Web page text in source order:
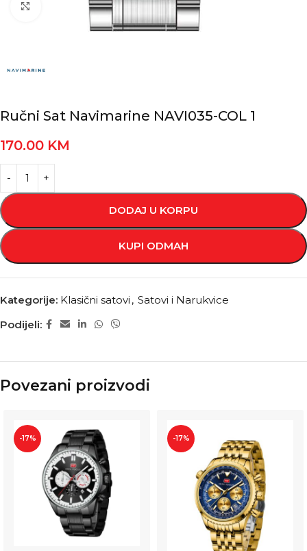
Kliknite za povećanje
Ručni Sat Navimarine NAVI035-COL 1
170.00 KM
DODAJ U KORPU
KUPI ODMAH
Kategorije: Klasični satovi , Satovi i Narukvice
Podijeli:
Povezani proizvodi
-17% -17%